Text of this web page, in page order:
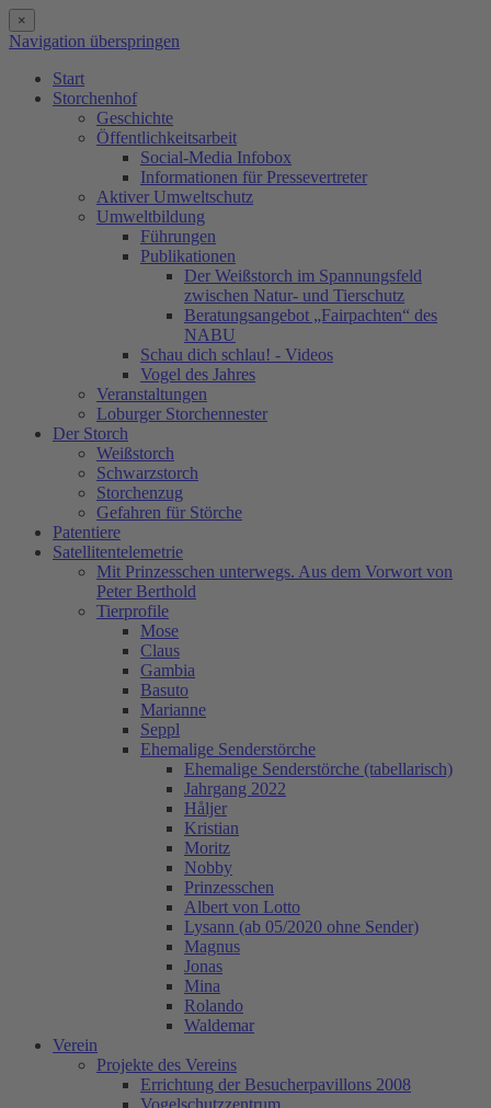
×
Navigation überspringen
Start
Storchenhof
Geschichte
Öffentlichkeitsarbeit
Social-Media Infobox
Informationen für Pressevertreter
Aktiver Umweltschutz
Umweltbildung
Führungen
Publikationen
Der Weißstorch im Spannungsfeld
zwischen Natur- und Tierschutz
Beratungsangebot „Fairpachten“ des
NABU
Schau dich schlau! - Videos
Vogel des Jahres
Veranstaltungen
Loburger Storchennester
Der Storch
Weißstorch
Schwarzstorch
Storchenzug
Gefahren für Störche
Patentiere
Satellitentelemetrie
Mit Prinzesschen unterwegs. Aus dem Vorwort von
Peter Berthold
Tierprofile
Mose
Claus
Gambia
Basuto
Marianne
Seppl
Ehemalige Senderstörche
Ehemalige Senderstörche (tabellarisch)
Jahrgang 2022
Håljer
Kristian
Moritz
Nobby
Prinzesschen
Albert von Lotto
Lysann (ab 05/2020 ohne Sender)
Magnus
Jonas
Mina
Rolando
Waldemar
Verein
Projekte des Vereins
Errichtung der Besucherpavillons 2008
Vogelschutzzentrum